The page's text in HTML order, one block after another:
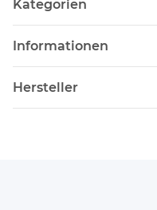
Kategorien
Informationen
Hersteller